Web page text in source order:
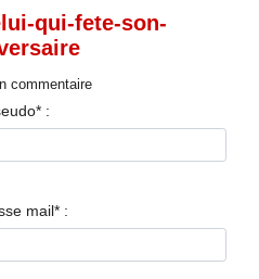
qui-fete-son-
commentaire
:
mail* :